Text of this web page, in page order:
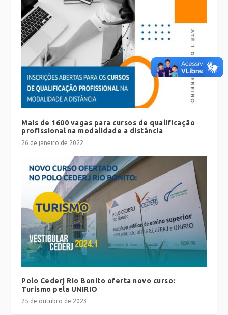
Mais de 1600 vagas para cursos de qualificação
profissional na modalidade a distância
26 de janeiro de 2022
Polo Cederj Rio Bonito oferta novo curso:
Turismo pela UNIRIO
25 de outubro de 2023